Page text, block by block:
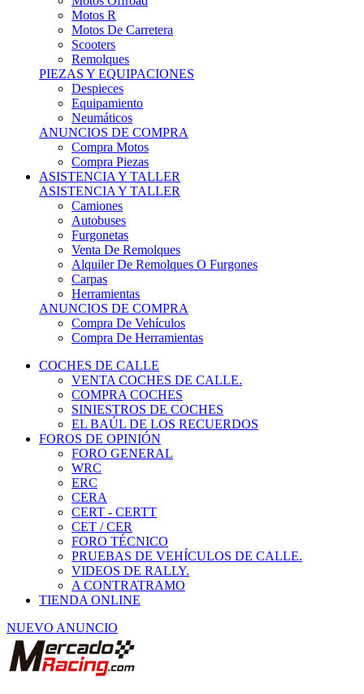
Motos R
Motos De Carretera
Scooters
Remolques
PIEZAS Y EQUIPACIONES
Despieces
Equipamiento
Neumáticos
ANUNCIOS DE COMPRA
Compra Motos
Compra Piezas
ASISTENCIA Y TALLER
ASISTENCIA Y TALLER
Camiones
Autobuses
Furgonetas
Venta De Remolques
Alquiler De Remolques O Furgones
Carpas
Herramientas
ANUNCIOS DE COMPRA
Compra De Vehículos
Compra De Herramientas
COCHES DE CALLE
VENTA COCHES DE CALLE.
COMPRA COCHES
SINIESTROS DE COCHES
EL BAÚL DE LOS RECUERDOS
FOROS DE OPINIÓN
FORO GENERAL
WRC
ERC
CERA
CERT - CERTT
CET / CER
FORO TÉCNICO
PRUEBAS DE VEHÍCULOS DE CALLE.
VIDEOS DE RALLY.
A CONTRATRAMO
TIENDA ONLINE
NUEVO ANUNCIO